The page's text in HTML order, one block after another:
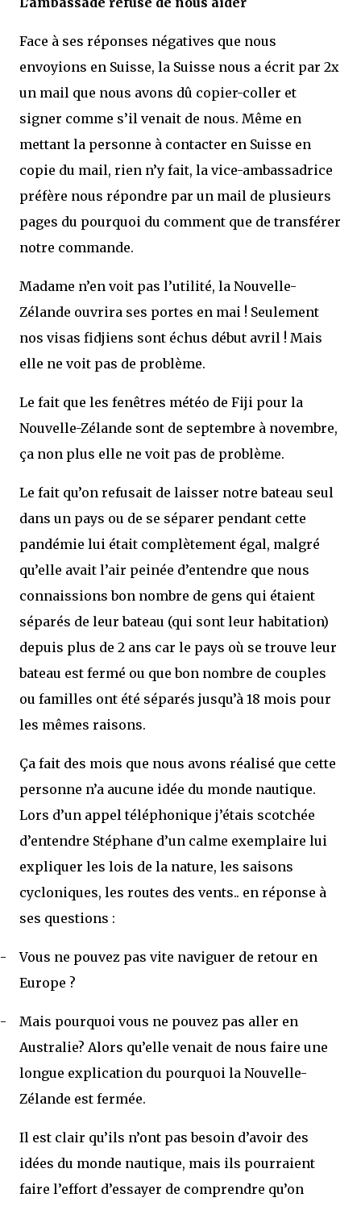
Face à ses réponses négatives que nous
envoyions en Suisse, la Suisse nous a écrit par 2x
un mail que nous avons dû copier-coller et
signer comme s’il venait de nous. Même en
mettant la personne à contacter en Suisse en
copie du mail, rien n’y fait, la vice-ambassadrice
préfère nous répondre par un mail de plusieurs
pages du pourquoi du comment que de transférer
notre commande.
Madame n’en voit pas l’utilité, la Nouvelle-
Zélande ouvrira ses portes en mai ! Seulement
nos visas fidjiens sont échus début avril ! Mais
elle ne voit pas de problème.
Le fait que les fenêtres météo de Fiji pour la
Nouvelle-Zélande sont de septembre à novembre,
ça non plus elle ne voit pas de problème.
Le fait qu’on refusait de laisser notre bateau seul
dans un pays ou de se séparer pendant cette
pandémie lui était complètement égal, malgré
qu’elle avait l’air peinée d’entendre que nous
connaissions bon nombre de gens qui étaient
séparés de leur bateau (qui sont leur habitation)
depuis plus de 2 ans car le pays où se trouve leur
bateau est fermé ou que bon nombre de couples
ou familles ont été séparés jusqu’à 18 mois pour
les mêmes raisons.
Ça fait des mois que nous avons réalisé que cette
personne n’a aucune idée du monde nautique.
Lors d’un appel téléphonique j’étais scotchée
d’entendre Stéphane d’un calme exemplaire lui
expliquer les lois de la nature, les saisons
cycloniques, les routes des vents.. en réponse à
ses questions :
-
Vous ne pouvez pas vite naviguer de retour en
Europe ?
-
Mais pourquoi vous ne pouvez pas aller en
Australie? Alors qu’elle venait de nous faire une
longue explication du pourquoi la Nouvelle-
Zélande est fermée.
Il est clair qu’ils n’ont pas besoin d’avoir des
idées du monde nautique, mais ils pourraient
faire l’effort d’essayer de comprendre qu’on